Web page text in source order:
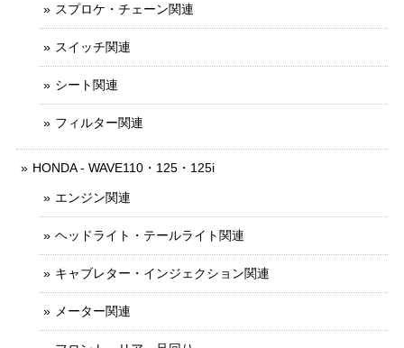
スプロケ・チェーン関連
スイッチ関連
シート関連
フィルター関連
HONDA - WAVE110・125・125i
エンジン関連
ヘッドライト・テールライト関連
キャブレター・インジェクション関連
メーター関連